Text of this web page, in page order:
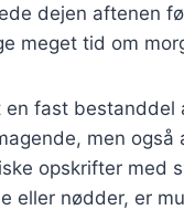
dejen aftenen
meget tid om
fast
men
opskrifter med
eller nødder, er